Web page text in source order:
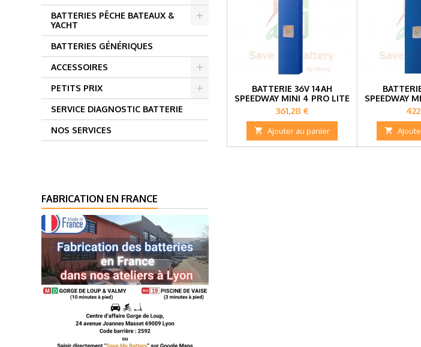
BATTERIES PÊCHE BATEAUX &
YACHT
BATTERIES GÉNÉRIQUES
ACCESSOIRES
PETITS PRIX
SERVICE DIAGNOSTIC BATTERIE
NOS SERVICES
FABRICATION EN FRANCE
BATTERIE 36V 14AH
SPEEDWAY MINI 4 PRO LITE
Prix
361,28 €
 Ajouter au panier
SPEEDWAY
Prix
